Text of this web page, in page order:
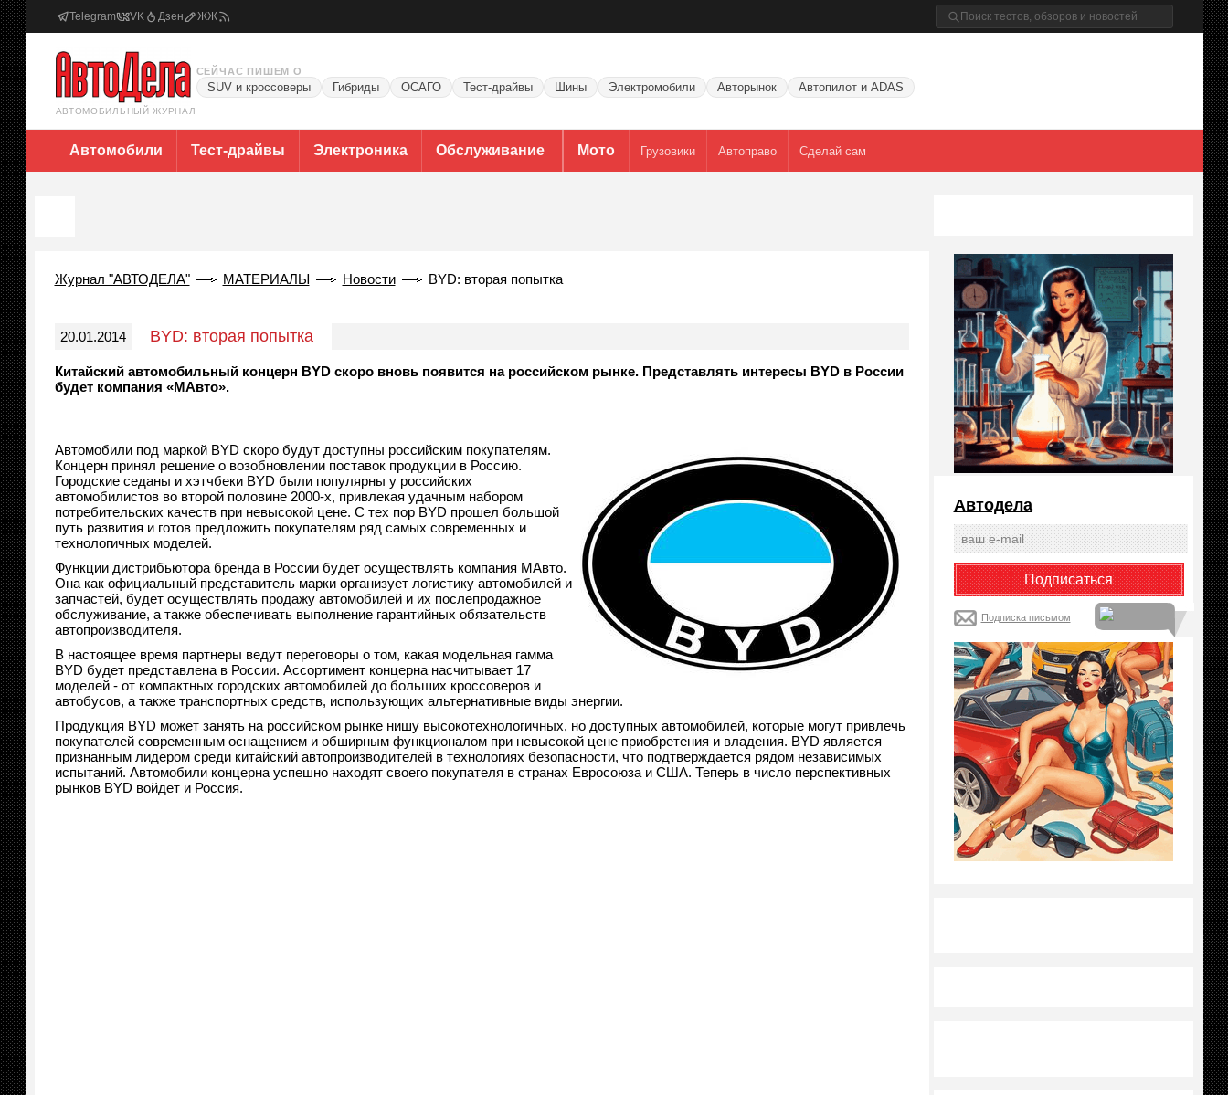
Telegram VK Дзен ЖЖ
АВТОМОБИЛЬНЫЙ ЖУРНАЛ
СЕЙЧАС ПИШЕМ О
SUV и кроссоверы Гибриды ОСАГО Тест-драйвы Шины Электромобили Авторынок Автопилот и ADAS
Автомобили Тест-драйвы Электроника Обслуживание Мото Грузовики Автоправо Сделай сам
Журнал "АВТОДЕЛА" МАТЕРИАЛЫ Новости BYD: вторая попытка
20.01.2014 BYD: вторая попытка
Китайский автомобильный концерн BYD скоро вновь появится на российском рынке. Представлять интересы BYD в России
будет компания «МАвто».
Автомобили под маркой BYD скоро будут доступны российским покупателям.
Концерн принял решение о возобновлении поставок продукции в Россию.
Городские седаны и хэтчбеки BYD были популярны у российских
автомобилистов во второй половине 2000-х, привлекая удачным набором
потребительских качеств при невысокой цене. С тех пор BYD прошел большой
путь развития и готов предложить покупателям ряд самых современных и
технологичных моделей.
Функции дистрибьютора бренда в России будет осуществлять компания МАвто.
Она как официальный представитель марки организует логистику автомобилей и
запчастей, будет осуществлять продажу автомобилей и их послепродажное
обслуживание, а также обеспечивать выполнение гарантийных обязательств
автопроизводителя.
В настоящее время партнеры ведут переговоры о том, какая модельная гамма
BYD будет представлена в России. Ассортимент концерна насчитывает 17
моделей - от компактных городских автомобилей до больших кроссоверов и
автобусов, а также транспортных средств, использующих альтернативные виды энергии.
Продукция BYD может занять на российском рынке нишу высокотехнологичных, но доступных автомобилей, которые могут привлечь
покупателей современным оснащением и обширным функционалом при невысокой цене приобретения и владения. BYD является
признанным лидером среди китайский автопроизводителей в технологиях безопасности, что подтверждается рядом независимых
испытаний. Автомобили концерна успешно находят своего покупателя в странах Евросоюза и США. Теперь в число перспективных
рынков BYD войдет и Россия.
Автодела
Подписка письмом